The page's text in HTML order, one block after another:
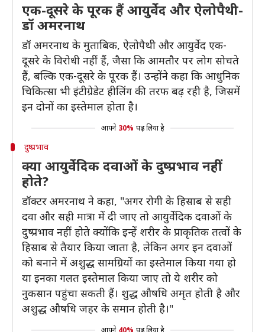
एक-दूसरे के पूरक हैं आयुर्वेद और ऐलोपैथी-
डॉ अमरनाथ
डॉ अमरनाथ के मुताबिक, ऐलोपैथी और आयुर्वेद एक-
दूसरे के विरोधी नहीं हैं, जैसा कि आमतौर पर लोग सोचते
हैं, बल्कि एक-दूसरे के पूरक हैं। उन्होंने कहा कि आधुनिक
चिकित्सा भी इंटीग्रेडेट हीलिंग की तरफ बढ़ रही है, जिसमें
इन दोनों का इस्तेमाल होता है।
आपने 30% पढ़ लिया है
दुष्प्रभाव
क्या आयुर्वेदिक दवाओं के दुष्प्रभाव नहीं
होते?
डॉक्टर अमरनाथ ने कहा, "अगर रोगी के हिसाब से सही
दवा और सही मात्रा में दी जाए तो आयुर्वेदिक दवाओं के
दुष्प्रभाव नहीं होते क्योंकि इन्हें शरीर के प्राकृतिक तत्वों के
हिसाब से तैयार किया जाता है, लेकिन अगर इन दवाओं
को बनाने में अशुद्ध सामग्रियों का इस्तेमाल किया गया हो
या इनका गलत इस्तेमाल किया जाए तो ये शरीर को
नुकसान पहुंचा सकती हैं। शुद्ध औषधि अमृत होती है और
अशुद्ध औषधि जहर के समान होती है।"
आपने 40% पढ़ लिया है